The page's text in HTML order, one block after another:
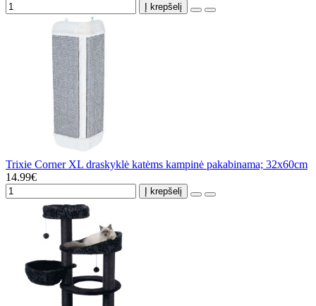
Į krepšelį
Trixie Corner XL draskyklė katėms kampinė pakabinama; 32x60cm
14.99€
Į krepšelį